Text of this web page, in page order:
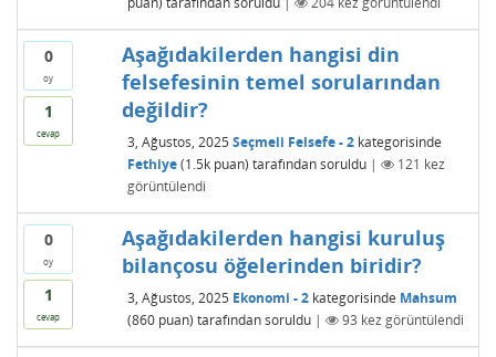
0
oy
1
cevap
Aşağıdakilerden hangisi din
felsefesinin temel sorularından
değildir?
3, Ağustos, 2025 Seçmeli Felsefe - 2kategorisinde
Fethiye (1.5kpuan) tarafından soruldu | 121 kez
görüntülendi
0
oy
1
cevap
Aşağıdakilerden hangisi kuruluş
bilançosu öğelerinden biridir?
3, Ağustos, 2025 Ekonomi - 2kategorisinde Mahsum
(860puan) tarafından soruldu | 93 kez görüntülendi